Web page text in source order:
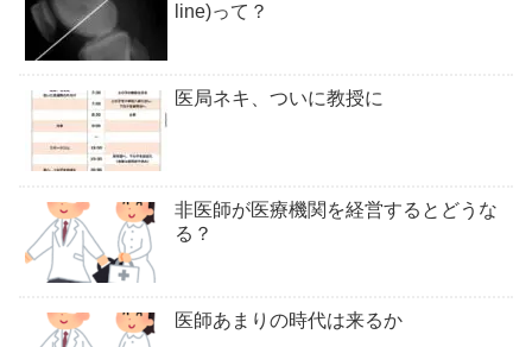
line)って？
医局ネキ、ついに教授に
非医師が医療機関を経営するとどうな
る？
医師あまりの時代は来るか